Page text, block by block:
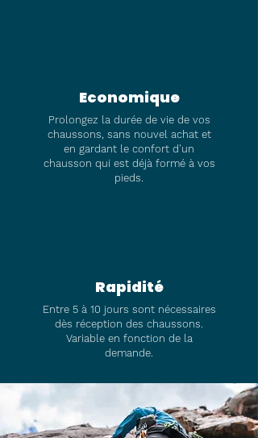
Economique
Prolongez la durée de vie de vos
chaussons, sans nouvel achat et
en gardant le confort d'un
chausson qui est déjà formé à vos
pieds.
Rapidité
Entre 5 à 10 jours sont nécessaires
dès réception des chaussons.
Variable en fonction de la
demande.